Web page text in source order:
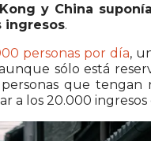
y China
ingresos.
personas por día,
sólo está
que tengan
a los 20.000 ingresos